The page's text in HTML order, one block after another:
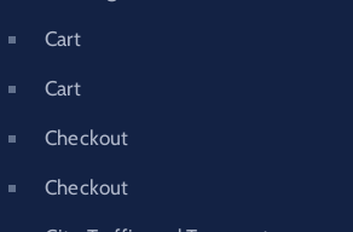
Cart
Cart
Checkout
Checkout